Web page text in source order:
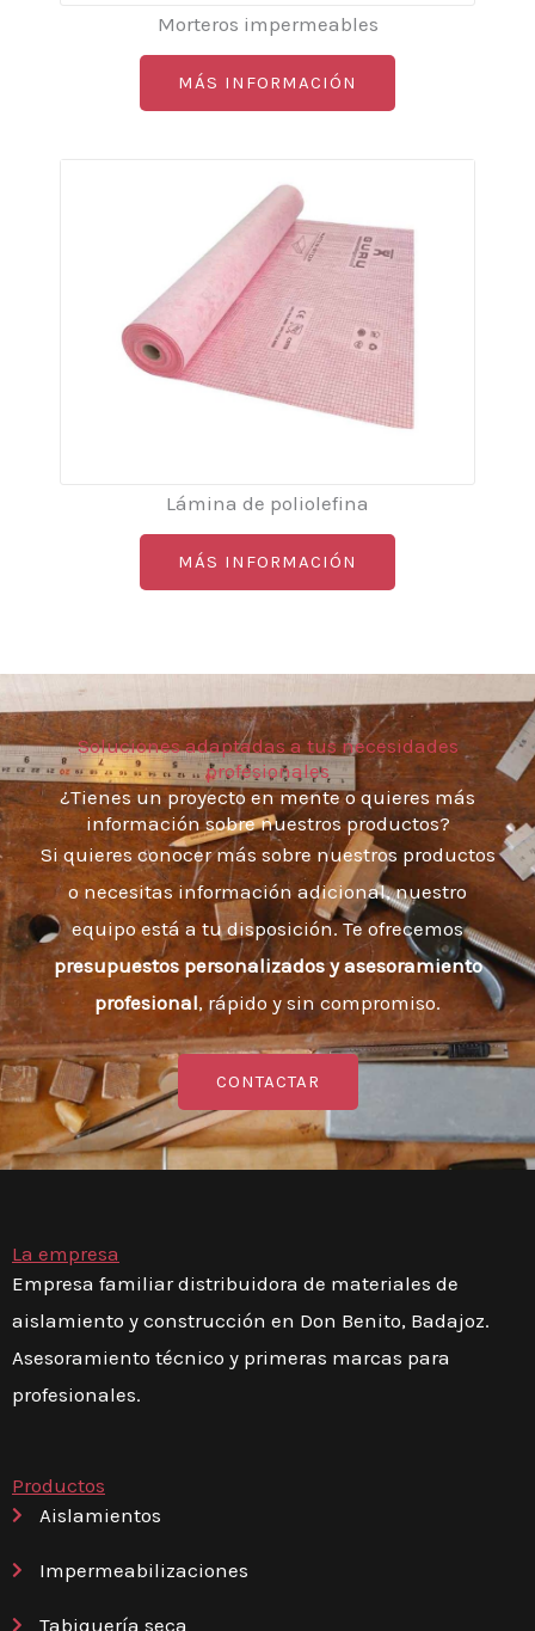
Morteros impermeables
MÁS INFORMACIÓN
Lámina de poliolefina
MÁS INFORMACIÓN
Soluciones adaptadas a tus necesidades
profesionales
¿Tienes un proyecto en mente o quieres más
información sobre nuestros productos?
Si quieres conocer más sobre nuestros productos
o necesitas información adicional, nuestro
equipo está a tu disposición. Te ofrecemos
presupuestos personalizados y asesoramiento
profesional, rápido y sin compromiso.
CONTACTAR
La empresa
Empresa familiar distribuidora de materiales de
aislamiento y construcción en Don Benito, Badajoz.
Asesoramiento técnico y primeras marcas para
profesionales.
Productos
Aislamientos
Impermeabilizaciones
Tabiquería seca